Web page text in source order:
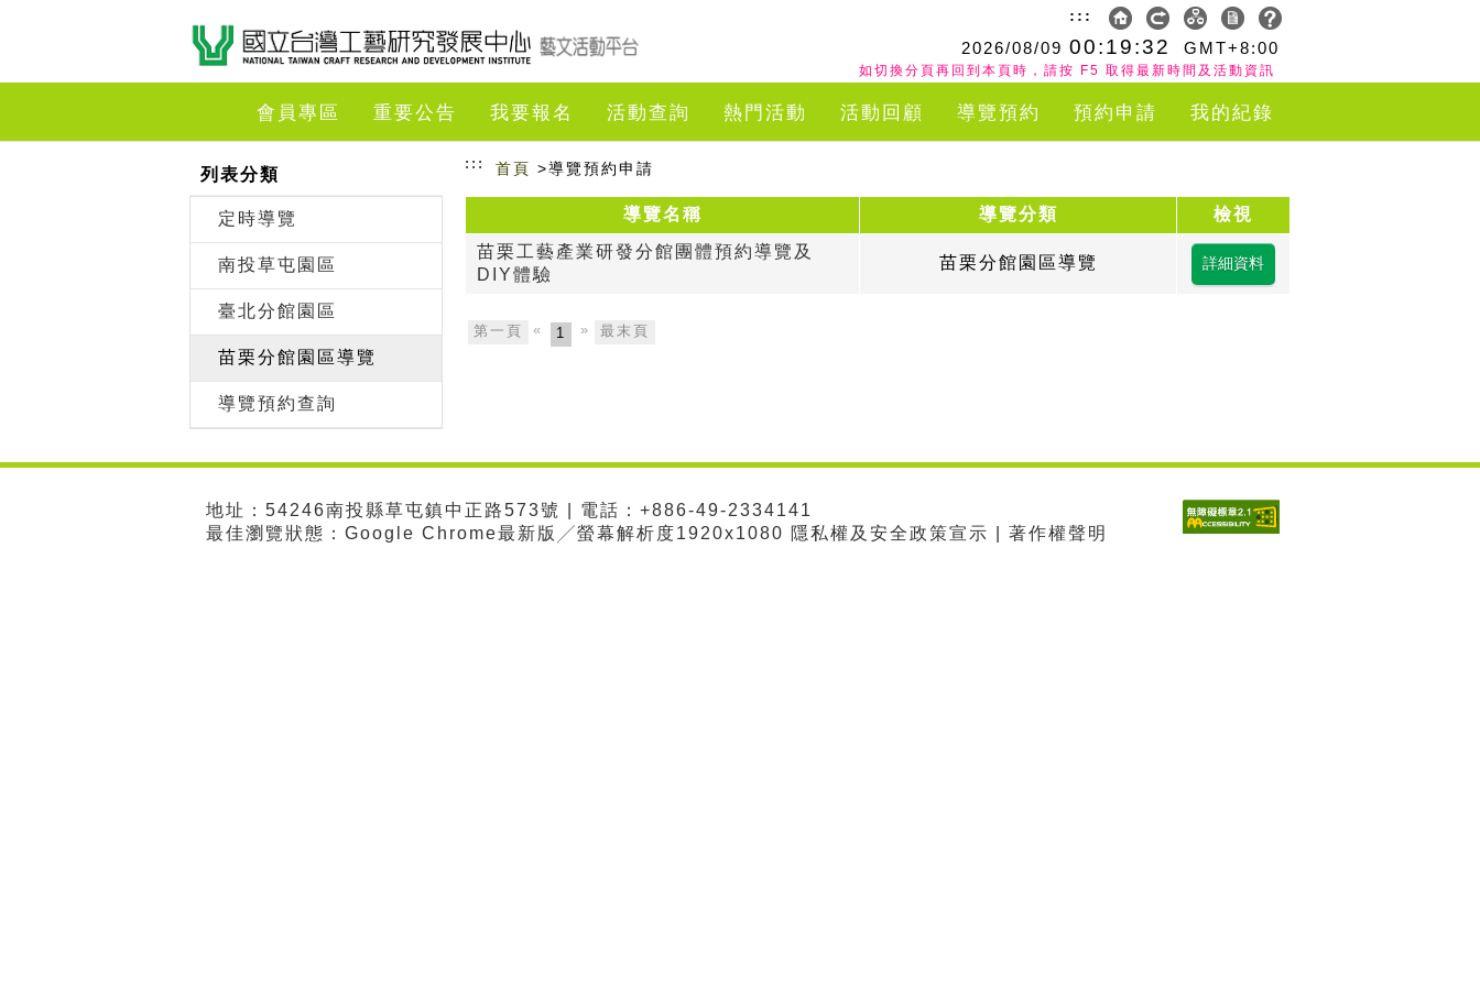
前往首頁
:::
2026/08/09 00:19:32 GMT+8:00
如切換分頁再回到本頁時，請按 F5 取得最新時間及活動資訊
會員專區 重要公告 我要報名 活動查詢 熱門活動 活動回顧 導覽預約 預約申請 我的紀錄
列表分類
定時導覽
南投草屯園區
臺北分館園區
苗栗分館園區導覽
導覽預約查詢
::: 首頁 >導覽預約申請
導覽名稱 導覽分類
檢視
苗栗工藝產業研發分館團體預約導覽及
DIY體驗
苗栗分館園區導覽
第一頁 « 1 » 最末頁
地址：54246南投縣草屯鎮中正路573號 | 電話：+886-49-2334141
最佳瀏覽狀態：Google Chrome最新版╱螢幕解析度1920x1080 隱私權及安全政策宣示 | 著作權聲明